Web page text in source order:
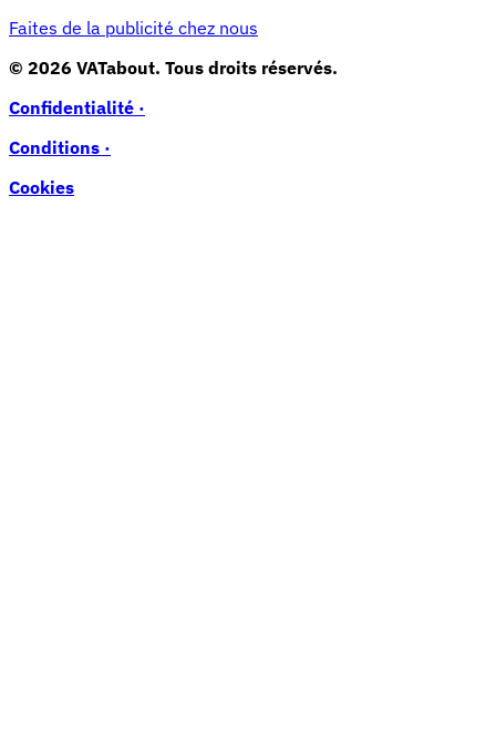
Faites de la publicité chez nous
© 2026 VATabout. Tous droits réservés.
Confidentialité ·
Conditions ·
Cookies